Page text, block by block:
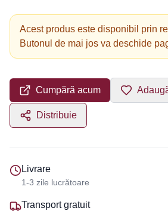
Acest produs este disponibil prin
Butonul de mai jos va deschide
Cumpără acum
Distribuie
Livrare
1-3 zile lucrătoare
Transport gratuit